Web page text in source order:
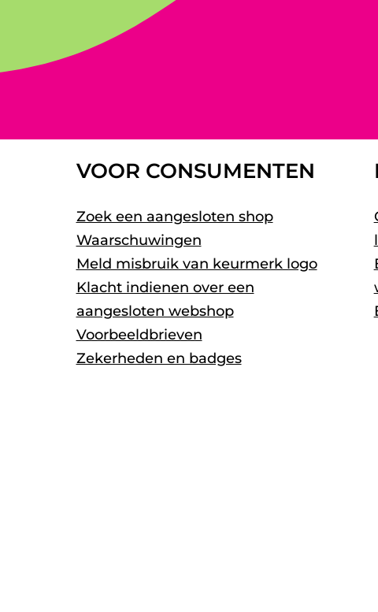
VOOR CONSUMENTEN
Zoek een aangesloten shop
Waarschuwingen
Meld misbruik van keurmerk logo
Klacht indienen over een
aangesloten webshop
Voorbeeldbrieven
Zekerheden en badges